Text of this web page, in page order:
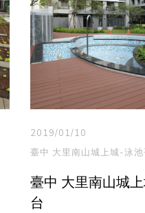
2019/01/10
臺中 大里南山城上城-泳池
臺中 大里南山城
台